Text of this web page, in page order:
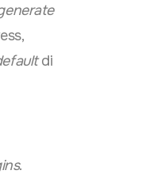
di
.